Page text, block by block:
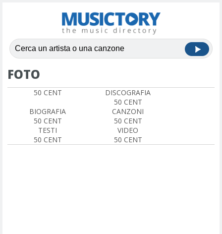
FOTO
50 CENT
DISCOGRAFIA
50 CENT
BIOGRAFIA
50 CENT
CANZONI
50 CENT
TESTI
50 CENT
VIDEO
50 CENT